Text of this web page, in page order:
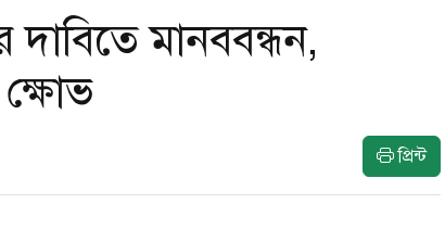
দাবিতে মানববন্ধন,
ক্ষোভ
প্রিন্ট